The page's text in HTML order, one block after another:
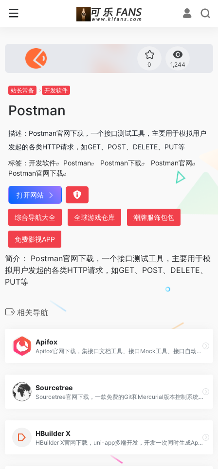
0 1,244
站长常备 开发软件
Postman
描述：Postman官网下载，一个接口测试工具，主要用于模拟用户
发起的各类HTTP请求，如GET、POST、DELETE、PUT等
标签： 开发软件 Postman Postman下载
Postman官网
Postman官网下载
打开网站
综合导航大全 全球游戏仓库 潮牌服饰包包
免费影视APP
简介： Postman官网下载，一个接口测试工具，主要用于模
拟用户发起的各类HTTP请求，如GET、POST、DELETE、
PUT等
相关导航
Apifox
Apifox官网下载，集接口文档工具、接口Mock工具、接口自动化测试工具、接口调试工具于一体的协作平台
Sourcetree
Sourcetree官网下载，一款免费的Git和Mercurial版本控制系统工具，适用于Windows和Mac OS X操作系统
HBuilder X
HBuilder X官网下载，uni-app多端开发，开发一次同时生成App、小程序、H5